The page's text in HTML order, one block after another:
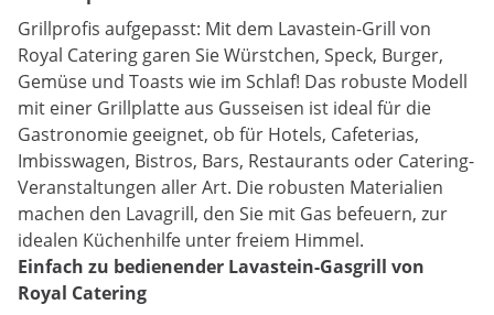
Grillprofis aufgepasst: Mit dem Lavastein-Grill von
Royal Catering garen Sie Würstchen, Speck, Burger,
Gemüse und Toasts wie im Schlaf! Das robuste Modell
mit einer Grillplatte aus Gusseisen ist ideal für die
Gastronomie geeignet, ob für Hotels, Cafeterias,
Imbisswagen, Bistros, Bars, Restaurants oder Catering-
Veranstaltungen aller Art. Die robusten Materialien
machen den Lavagrill, den Sie mit Gas befeuern, zur
idealen Küchenhilfe unter freiem Himmel.
Einfach zu bedienender Lavastein-Gasgrill von
Royal Catering